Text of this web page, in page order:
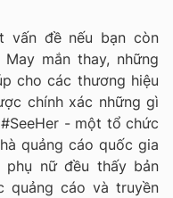
vấn đề nếu bạn còn
mắn thay, những
cho các thương hiệu
chính xác những gì
- một tổ chức
quảng cáo quốc gia
phụ nữ đều thấy bản
quảng cáo và truyền